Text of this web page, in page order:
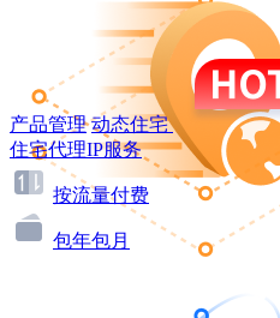
产品管理 动态住宅
住宅代理IP服务
按流量付费
包年包月